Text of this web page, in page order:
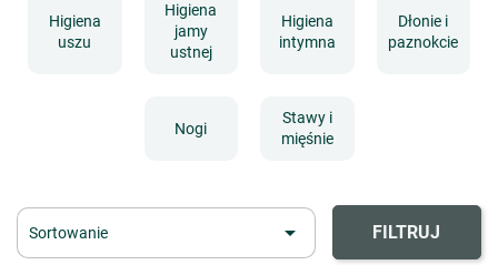
Higiena
uszu
Higiena
jamy
ustnej
Higiena
intymna
Dłonie i
paznokcie
Nogi
Stawy i
mięśnie
Sortowanie  FILTRUJ